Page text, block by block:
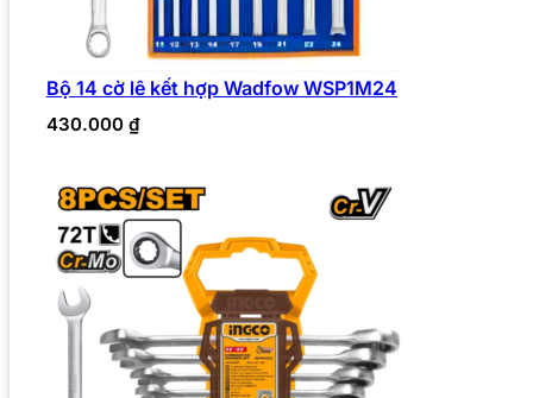
Bộ 14 cờ lê kết hợp Wadfow WSP1M24
430.000 ₫